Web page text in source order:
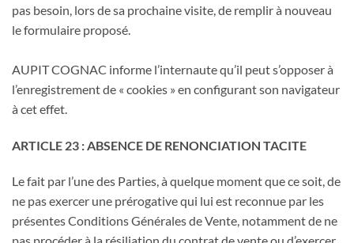
pas besoin, lors de sa prochaine visite, de remplir à nouveau
le formulaire proposé.
AUPIT COGNAC informe l’internaute qu’il peut s’opposer à
l’enregistrement de « cookies » en configurant son navigateur
à cet effet.
ARTICLE 23 : ABSENCE DE RENONCIATION TACITE
Le fait par l’une des Parties, à quelque moment que ce soit, de
ne pas exercer une prérogative qui lui est reconnue par les
présentes Conditions Générales de Vente, notamment de ne